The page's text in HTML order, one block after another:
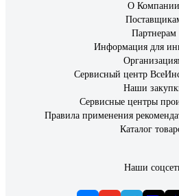
О Компании
Партнерам
Информация для
Сервисный центр
Наши
Сервисные центры
Правила применения
Каталог
Наши